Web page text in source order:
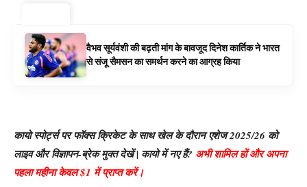
वैभव सूर्यवंशी की बढ़ती मांग के बावजूद दिनेश कार्तिक ने भारत
से संजू सैमसन का समर्थन करने का आग्रह किया
कायो स्पोर्ट्स पर फॉक्स क्रिकेट के साथ खेल के दौरान एशेज 2025/26 को
लाइव और विज्ञापन-ब्रेक मुक्त देखें | कायो में नए हैं? अभी शामिल हों और अपना
पहला महीना केवल $1 में प्राप्त करें।